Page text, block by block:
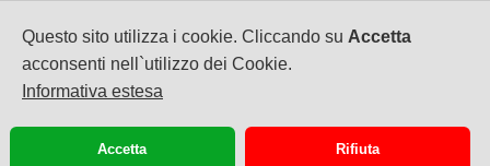
Questo sito utilizza i cookie. Cliccando su Accetta
acconsenti nell`utilizzo dei Cookie.
Informativa estesa
Accetta Rifiuta
Corso Milano, 83
37138 Verona
TEL. +39 045 575888